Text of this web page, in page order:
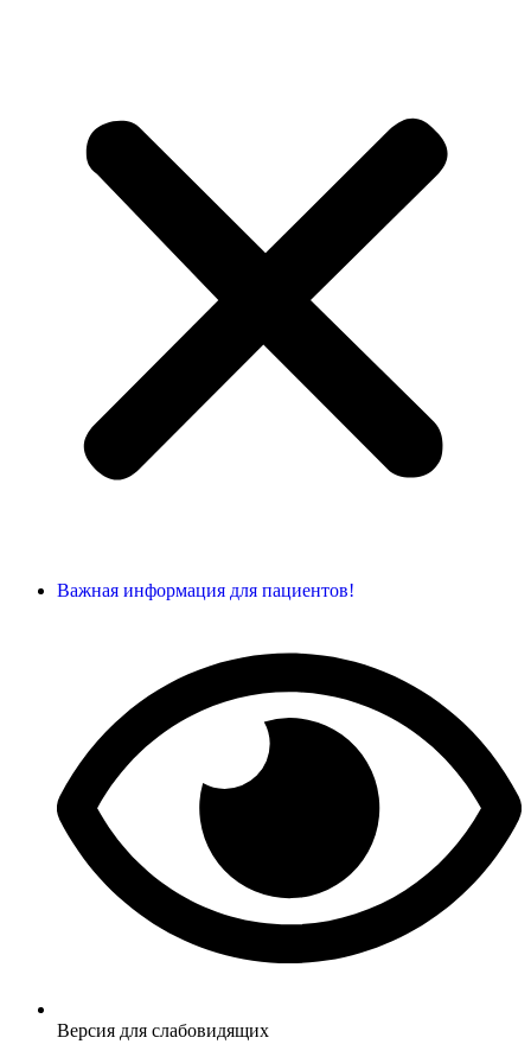
Важная информация для пациентов!
Версия для слабовидящих